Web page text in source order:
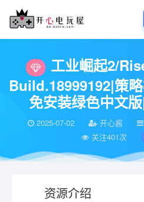
欢迎您光临开心电玩屋，本站专注分享精
当前位置： 开心电玩屋 工
工业崛起2/
Build.18999192|策
免安装绿色中文
2025-07-02 开心酱
关注401次
资源介绍